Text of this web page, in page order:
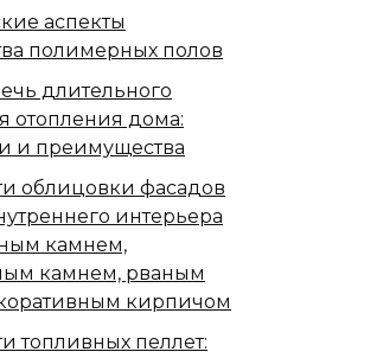
аспекты
полимерных полов
длительного
отопления дома:
и преимущества
облицовки фасадов
интерьера
камнем,
камнем, рваным
кирпичом
топливных пеллет: